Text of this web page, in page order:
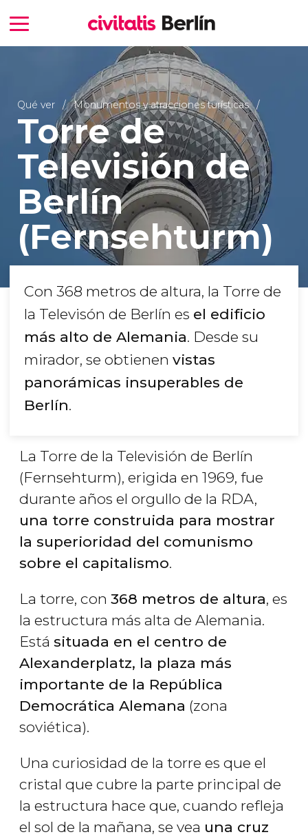
Qué ver Monumentos y atracciones turísticas
Torre de
Televisión de
Berlín
(Fernsehturm)
Con 368 metros de altura, la Torre de
la Televisón de Berlín es el edificio
más alto de Alemania. Desde su
mirador, se obtienen vistas
panorámicas insuperables de
Berlín.
La Torre de la Televisión de Berlín
(Fernsehturm), erigida en 1969, fue
durante años el orgullo de la RDA,
una torre construida para mostrar
la superioridad del comunismo
sobre el capitalismo.
La torre, con 368 metros de altura, es
la estructura más alta de Alemania.
Está situada en el centro de
Alexanderplatz, la plaza más
importante de la República
Democrática Alemana (zona
soviética).
Una curiosidad de la torre es que el
cristal que cubre la parte principal de
la estructura hace que, cuando refleja
el sol de la mañana, se vea una cruz